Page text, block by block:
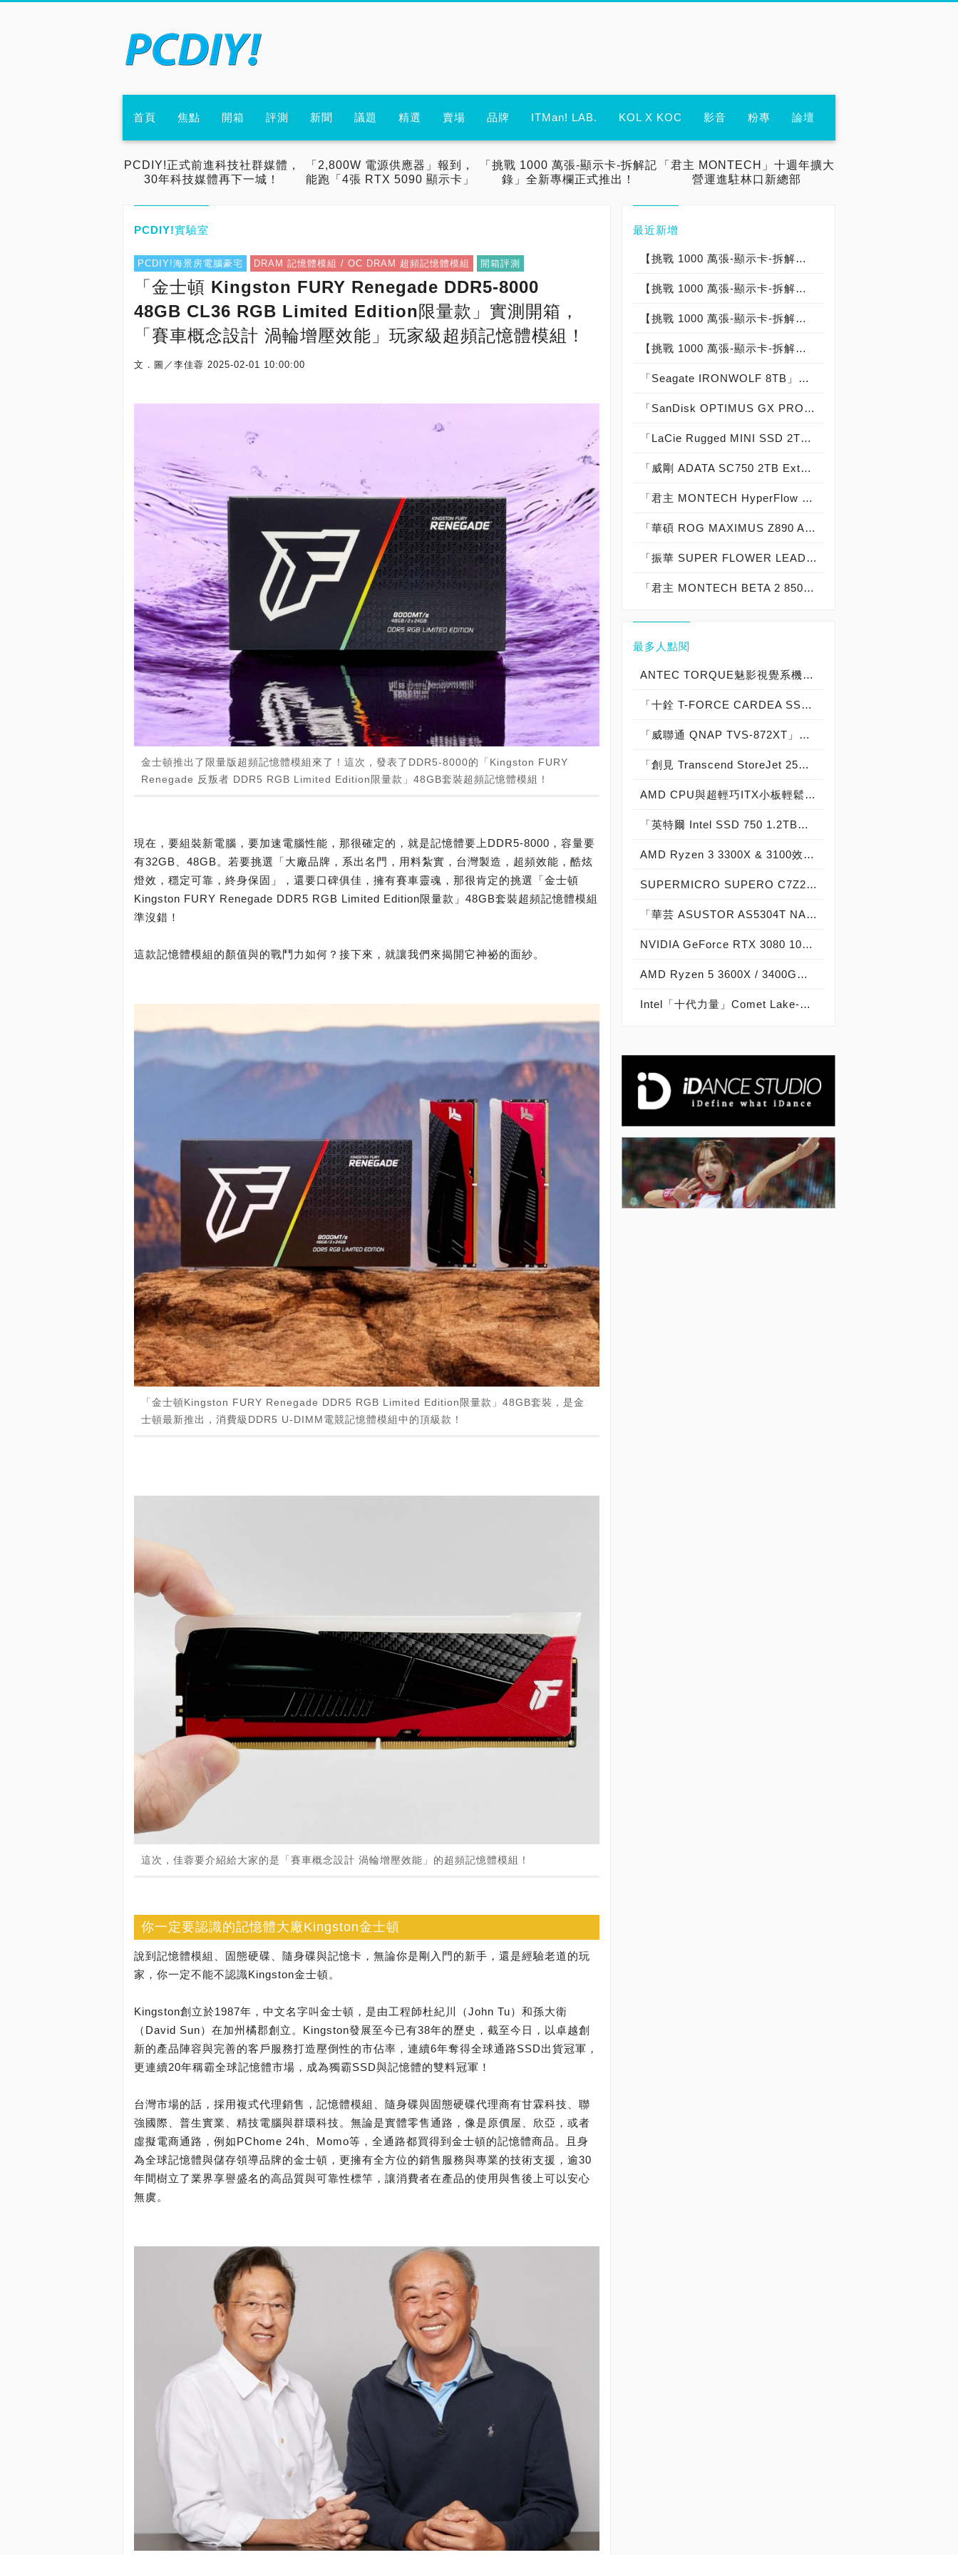
首頁 焦點 開箱 評測 新聞 議題 精選 賣場 品牌 ITMan! LAB. KOL X KOC 影音 粉專 論壇
PCDIY!正式前進科技社群媒體，
30年科技媒體再下一城！
「2,800W 電源供應器」報到，
能跑「4張 RTX 5090 顯示卡」
「挑戰 1000 萬張-顯示卡-拆解記
錄」全新專欄正式推出！
「君主 MONTECH」十週年擴大
營運進駐林口新總部
PCDIY!實驗室
PCDIY!海景房電腦豪宅 DRAM 記憶體模組 / OC DRAM 超頻記憶體模組 開箱評測
「金士頓 Kingston FURY Renegade DDR5-8000
48GB CL36 RGB Limited Edition限量款」實測開箱，
「賽車概念設計 渦輪增壓效能」玩家級超頻記憶體模組！
文．圖／李佳蓉 2025-02-01 10:00:00
金士頓推出了限量版超頻記憶體模組來了！這次，發表了DDR5-8000的「Kingston FURY
Renegade 反叛者 DDR5 RGB Limited Edition限量款」48GB套裝超頻記憶體模組！
現在，要組裝新電腦，要加速電腦性能，那很確定的，就是記憶體要上DDR5-8000，容量要
有32GB、48GB。若要挑選「大廠品牌，系出名門，用料紮實，台灣製造，超頻效能，酷炫
燈效，穩定可靠，終身保固」，還要口碑俱佳，擁有賽車靈魂，那很肯定的挑選「金士頓
Kingston FURY Renegade DDR5 RGB Limited Edition限量款」48GB套裝超頻記憶體模組
準沒錯！
這款記憶體模組的顏值與的戰鬥力如何？接下來，就讓我們來揭開它神祕的面紗。
「金士頓Kingston FURY Renegade DDR5 RGB Limited Edition限量款」48GB套裝，是金
士頓最新推出，消費級DDR5 U-DIMM電競記憶體模組中的頂級款！
這次，佳蓉要介紹給大家的是「賽車概念設計 渦輪增壓效能」的超頻記憶體模組！
你一定要認識的記憶體大廠Kingston金士頓
說到記憶體模組、固態硬碟、隨身碟與記憶卡，無論你是剛入門的新手，還是經驗老道的玩
家，你一定不能不認識Kingston金士頓。
Kingston創立於1987年，中文名字叫金士頓，是由工程師杜紀川（John Tu）和孫大衛
（David Sun）在加州橘郡創立。Kingston發展至今已有38年的歷史，截至今日，以卓越創
新的產品陣容與完善的客戶服務打造壓倒性的市佔率，連續6年奪得全球通路SSD出貨冠軍，
更連續20年稱霸全球記憶體市場，成為獨霸SSD與記憶體的雙料冠軍！
台灣市場的話，採用複式代理銷售，記憶體模組、隨身碟與固態硬碟代理商有甘霖科技、聯
強國際、普生實業、精技電腦與群環科技。無論是實體零售通路，像是原價屋、欣亞，或者
虛擬電商通路，例如PChome 24h、Momo等，全通路都買得到金士頓的記憶體商品。且身
為全球記憶體與儲存領導品牌的金士頓，更擁有全方位的銷售服務與專業的技術支援，逾30
年間樹立了業界享譽盛名的高品質與可靠性標竿，讓消費者在產品的使用與售後上可以安心
無虞。
最近新增
【挑戰 1000 萬張-顯示卡-拆解記錄：000-000-018】微星 MSI GeForce RTX 5090 32G LIGHTNING Z 閃電卡皇：台灣代理商建達公司貨：台灣製造 Made In Taiwan（限定版→僅開箱）
【挑戰 1000 萬張-顯示卡-拆解記錄：000-000-004】華碩 ASUS TUF Gaming GeForce RTX 5090 32GB GDDR7：台灣代理商聯強公司貨：中國製造 Made In China
【挑戰 1000 萬張-顯示卡-拆解記錄：000-000-003】微星 MSI GEFORCE RTX 5090 GAMING TRIO OC：台灣代理商建達公司貨：台灣製造 Made In Taiwan
【挑戰 1000 萬張-顯示卡-拆解記錄：000-000-002】技嘉 GIGABYTE GEFORCE RTX 5090 GAMING OC 32G：台灣代理商青雲公司貨：台灣製造 Made In Taiwan
「Seagate IRONWOLF 8TB」實測開箱，「5,400轉」那嘶狼「節省電力 48％ 噪音減少 18％ 抗震提升 12％」NAS專用硬碟機首選！
「SanDisk OPTIMUS GX PRO 8100 SSD 2TB」實測開箱，「14,900 MB/s俱樂部」史上最強「第四代 PCIe 5.0 SSD」高效能低功耗固態硬碟！
「LaCie Rugged MINI SSD 2TB」實測開箱，「USB 3.2 Gen 2x2 穩固精悍」20Gbps 外接式固態硬碟專業首選！
「威剛 ADATA SC750 2TB External SSD」實測開箱，USB 3.2 Gen2 10Gb/s 免傳輸線「袖珍便攜」高效能外接式固態硬碟！
「君主 MONTECH HyperFlow Digital 360」實測開箱，「TDP：360 W 解熱能力」數位顯示即時監控「Intel LGA 1700/1851與AMD AM4/AM5主流平台全支援」高性價比 CPU一體式水冷散熱器！
「華碩 ROG MAXIMUS Z890 APEX」實測開箱，史上最強「22＋1＋2＋2 共 27 相供電」DDR5-9600＋ 極致超頻「Intel Core Ultra 7 270K Plus 最佳拍檔」白色海景房主機板！
「振華 SUPER FLOWER LEADEX III PLATINUM ATX 3.1 1000W」實測開箱，Cybenetics PLATINUM白金牌認證「PCIe 5.1 單原生 12V-2x6 連接器 」電源供應器 feat. NVIDIA GeForce RTX 5090 顯示卡 絕佳組合！
「君主 MONTECH BETA 2 850W ATX 3.1」實測開箱，80 PLUS Bronze 銅牌認證「PCIe 5.1 單原生 12V-2x6 連接器」直出線電源供應器 feat. NVIDIA GeForce RTX 5080 顯示卡 超值搭機組合！
最多人點閱
ANTEC TORQUE魅影視覺系機殼開箱，安鈦克戰鬥機俯衝攻擊概念電競機箱新登場！
「十銓 T-FORCE CARDEA SSD 1TB」散熱片版實測開箱，「7,000MB/s俱樂部」PCIe 4.0 x4高效能固態硬碟！
「威聯通 QNAP TVS-872XT」實測開箱，「10GbE＋Thunderbolt 3」旗艦級 8-Bay NAS
「創見 Transcend StoreJet 25C3S 2TB & 25C3N 2TB」實測開箱，輕薄時尚內建獨家檔案救援外接式硬碟！
AMD CPU與超輕巧ITX小板輕鬆配：華碩 ROG STRIX B450-I GAMING ft. Ryzen 3 3300X
「英特爾 Intel SSD 750 1.2TB」實測開箱，NVMe PCIe SSD固態硬碟中的頂尖之作！
AMD Ryzen 3 3300X & 3100效能測試，完勝9400 / 9100，搭配B550最佳平台
SUPERMICRO SUPERO C7Z270-CG實測開箱，伺服器級電競主機板重裝上陣！
「華芸 ASUSTOR AS5304T NAS」實測開箱，Feat. Western Digital WD RED 4TB NAS HDD & WD RED SA500 NAS SSD
NVIDIA GeForce RTX 3080 10GB創始版顯示卡開箱實測，4K高畫質光追遊戲的最佳主角
AMD Ryzen 5 3600X / 3400G開箱實測，獨顯內顯皆高效，主流電競最佳平台！
Intel「十代力量」Comet Lake-S該買嗎？Core i9 / i7 / i5 / i3效能評測 ft. Ryzen 3000效能評比 / ROG Z490 MAXIMUS XII FORMULA